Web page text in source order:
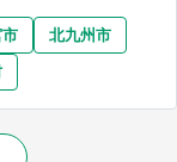
北九州市